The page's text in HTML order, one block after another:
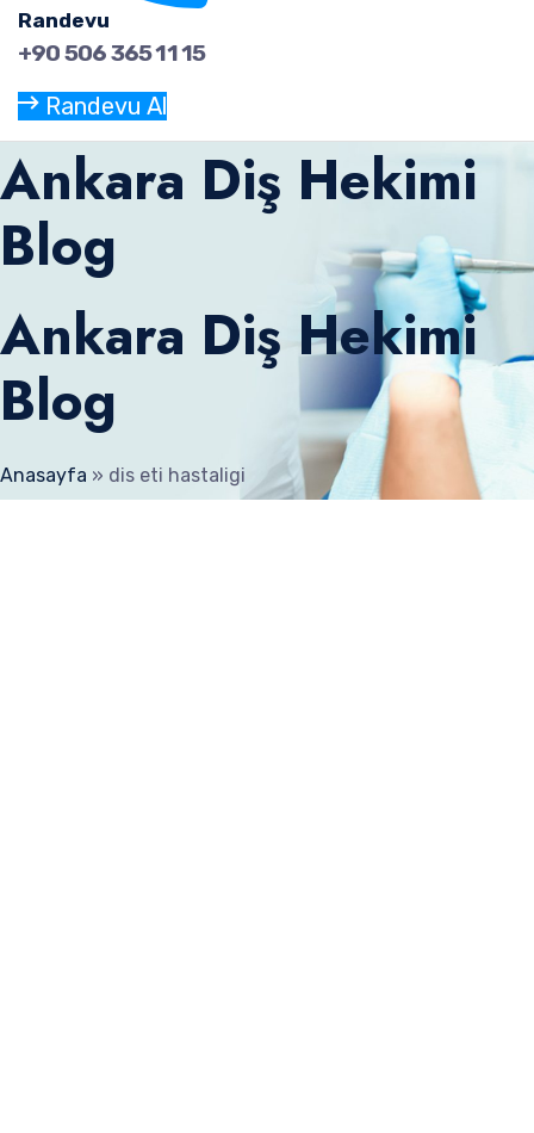
Randevu
+90 506 365 11 15
Randevu Al
Ankara Diş Hekimi
Blog
Ankara Diş Hekimi
Blog
Anasayfa » dis eti hastaligi